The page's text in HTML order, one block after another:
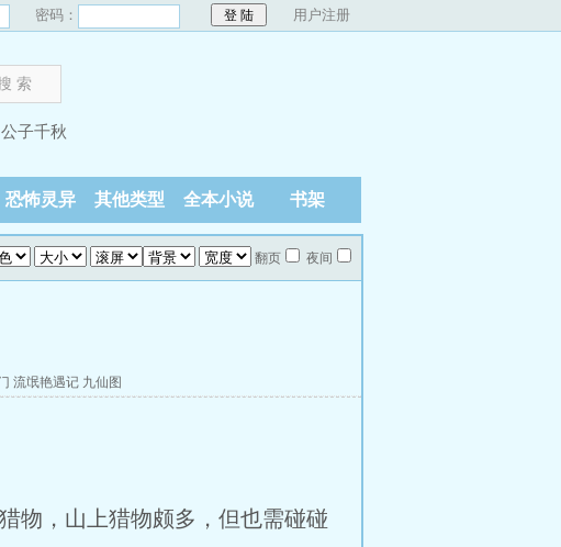
密码： 用户注册
公子千秋
恐怖灵异 其他类型 全本小说 书架
翻页 夜间
流氓艳遇记 九仙图
物，山上猎物颇多，但也需碰碰